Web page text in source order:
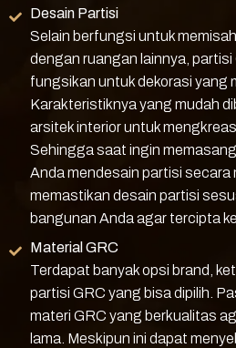
Desain Partisi
Selain berfungsi untuk
dengan ruangan lainnya, partisi
fungsikan untuk dekorasi yang
Karakteristiknya yang mudah
arsitek interior untuk
Sehingga saat ingin
Anda mendesain partisi secara
memastikan desain partisi
bangunan Anda agar tercipta
Material GRC
Terdapat banyak opsi brand,
partisi GRC yang bisa dipilih.
materi GRC yang berkualitas
lama. Meskipun ini dapat